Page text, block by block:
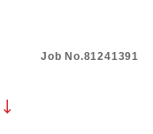
Job No.81241391